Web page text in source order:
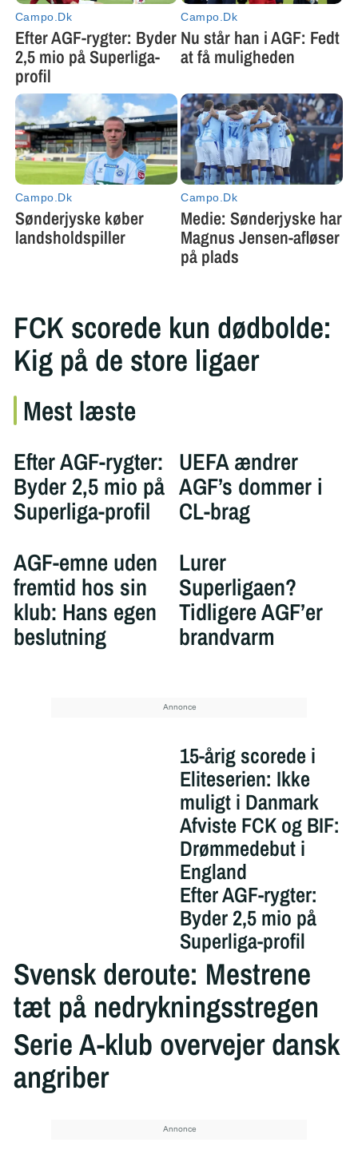
FCK scorede kun dødbolde:
Kig på de store ligaer
Mest læste
Efter AGF-rygter:
Byder 2,5 mio på
Superliga-profil
UEFA ændrer
AGF’s dommer i
CL-brag
AGF-emne uden
fremtid hos sin
klub: Hans egen
beslutning
Lurer
Superligaen?
Tidligere AGF’er
brandvarm
15-årig scorede i
Eliteserien: Ikke
muligt i Danmark
Afviste FCK og BIF:
Drømmedebut i
England
Efter AGF-rygter:
Byder 2,5 mio på
Superliga-profil
Svensk deroute: Mestrene
tæt på nedrykningsstregen
Serie A-klub overvejer dansk
angriber